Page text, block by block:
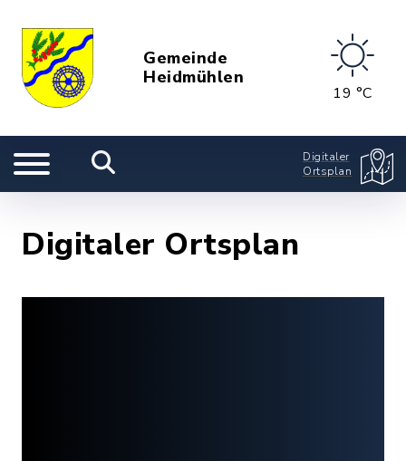
Gemeinde
Heidmühlen
19 °C
Digitaler
Ortsplan
Digitaler Ortsplan